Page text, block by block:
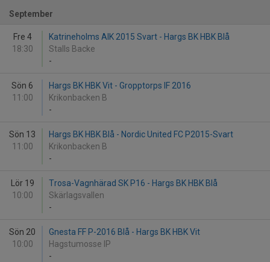
September
Fre 4
18:30
Katrineholms AIK 2015 Svart - Hargs BK HBK Blå
Stalls Backe
-
Sön 6
11:00
Hargs BK HBK Vit - Gropptorps IF 2016
Krikonbacken B
-
Sön 13
11:00
Hargs BK HBK Blå - Nordic United FC P2015-Svart
Krikonbacken B
-
Lör 19
10:00
Trosa-Vagnhärad SK P16 - Hargs BK HBK Blå
Skärlagsvallen
-
Sön 20
10:00
Gnesta FF P-2016 Blå - Hargs BK HBK Vit
Hagstumosse IP
-